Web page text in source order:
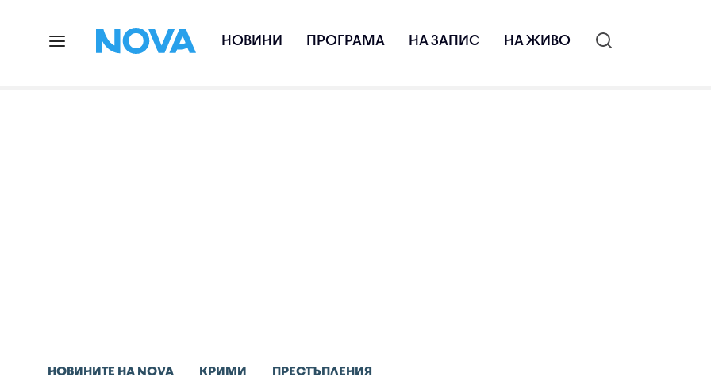
НОВИНИ ПРОГРАМА НА ЗАПИС НА ЖИВО
НОВИНИТЕ НА NOVA КРИМИ ПРЕСТЪПЛЕНИЯ